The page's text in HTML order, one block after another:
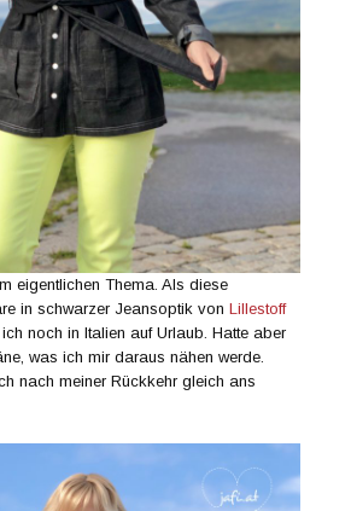
eigentlichen Thema. Als diese
in schwarzer Jeansoptik vonLillestoff
noch in Italien auf Urlaub. Hatte aber
was ich mir daraus nähen werde.
nach meiner Rückkehr gleich ans